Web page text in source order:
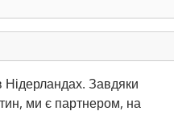
Завдяки
ми є партнером, на